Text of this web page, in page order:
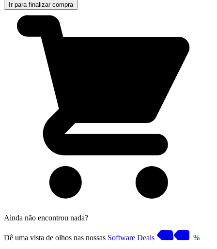
Ir para finalizar compra
Ainda não encontrou nada?
Dê uma vista de olhos nas nossas Software Deals %